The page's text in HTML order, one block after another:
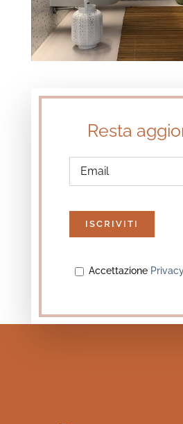
Resta
Accettazione